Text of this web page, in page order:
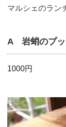
マルシェのラン
A 岩蛸のプッ
1000円